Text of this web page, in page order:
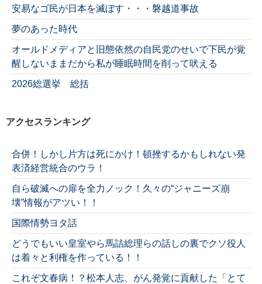
安易なゴ民が日本を滅ぼす・・・磐越道事故
夢のあった時代
オールドメディアと旧態依然の自民党のせいで下民が覚
醒しないままだから私が睡眠時間を削って吠える
2026総選挙 総括
アクセスランキング
合併！しかし片方は死にかけ！頓挫するかもしれない発
表済経営統合のウラ！
自ら破滅への扉を全力ノック！久々の“ジャニーズ崩
壊”情報がアツい！！
国際情勢ヨタ話
どうでもいい皇室やら馬詰総理らの話しの裏でクソ役人
は着々と利権を作っている！！
これぞ文春病！？松本人志、がん発覚に貢献した「とて